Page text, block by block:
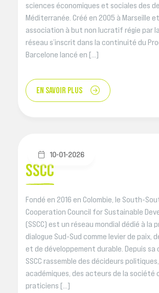
sciences économiques et sociales des
Méditerranée. Créé en 2005 à Marseille
association à but non lucratif régie par la
réseau s’inscrit dans la continuité du
Barcelone lancé en […]
EN SAVOIR PLUS
10-01-2026
SSCC
Fondé en 2016 en Colombie, le South-
Cooperation Council for Sustainable
(SSCC) est un réseau mondial dédié à la
dialogue Sud-Sud comme levier de paix,
et de développement durable. Depuis sa
SSCC rassemble des décideurs
académiques, des acteurs de la société
praticiens […]